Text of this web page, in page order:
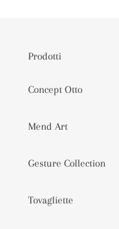
Prodotti
Concept Otto
Mend Art
Gesture Collection
Tovagliette